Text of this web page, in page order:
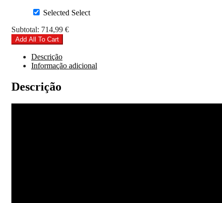
Selected Select
Subtotal: 714,99 €
Add All To Cart
Descrição
Informação adicional
Descrição